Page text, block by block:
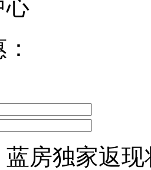
心
房独家返